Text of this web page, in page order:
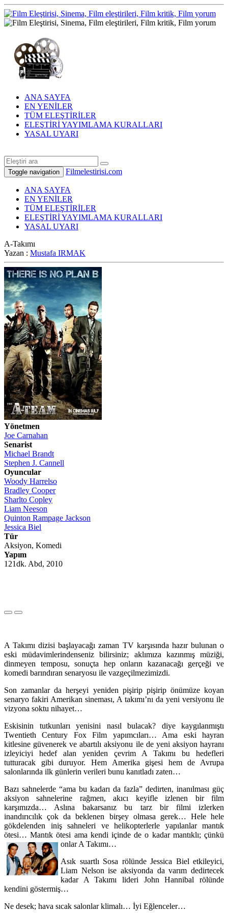
ANA SAYFA
EN YENİLER
TÜM ELEŞTİRİLER
ELEŞTİRİ YAYIMLAMA KURALLARI
YASAL UYARI
Toggle navigation Filmelestirisi.com
ANA SAYFA
EN YENİLER
TÜM ELEŞTİRİLER
ELEŞTİRİ YAYIMLAMA KURALLARI
YASAL UYARI
A-Takımı
Yazan : Mustafa IRMAK
Yönetmen
Joe Carnahan
Senarist
Michael Brandt
Stephen J. Cannell
Oyuncular
Woody Harrelso
Bradley Cooper
Sharlto Copley
Liam Neeson
Quinton Rampage Jackson
Jessica Biel
Tür
Aksiyon, Komedi
Yapım
121dk. Abd, 2010
A Takımı dizisi başlayacağı zaman TV karşısında hazır bulunan o
eski müdavimlerindenseniz bilirsiniz; aklımıza kazınmış müziği,
dinmeyen temposu, sonuçta hep onların kazanacağı gerçeği ve
komedi barındıran senaryosu ile vazgeçilmezimizdi.
Son zamanlar da herşeyi yeniden pişirip pişirip önümüze koyan
senaryo fakiri Amerikan sineması, A takımı’nı da yeni versiyonu ile
vizyona soktu nihayet…
Eskisinin tutkunları yenisini nasıl bulacak? diye kaygılanmıştı
Twentieth Century Fox Film yapımcıları… Ama eski hayran
kitlesine güvenerek ve abartılı aksiyonu ile de yeni aksiyon hayranı
izleyiciyi hedef alan yeniden çevrim A Takımı bu hedefleri
tutturacak gibi duruyor. Hem Amerika gişesi hem de Avrupa
salonlarında ilk günlerin verileri bunu kanıtladı zaten…
Bazı sahnelerde “ama bu kadarı da fazla” dedirten, inanılması güç
aksiyon sahnelerine rağmen, akıcı keyifle izlenen bir film
karşımızda… Aslına bakarsanız bu tarz bir filmi izlerken
inandırıcılık çok da beklenen birşey olmasa gerek… Hele hele
gökdelenden iniş sahneleri ve helikopterlerle yapılanlar mantık
ötesi… Mantık ötesi ama kendi içinde de o kadar mantıklı; çünkü
onlar A Takımı…
Asık suartlı Sosa rölünde Jessica Biel etkileyici,
Liam Nelson ise aksiyonda da varım dedirtecek
kadar A Takımı lideri John Hannibal rölünde
kendini göstermiş…
Ne desek; hava sıcak salonlar klimalı… İyi Eğlenceler…